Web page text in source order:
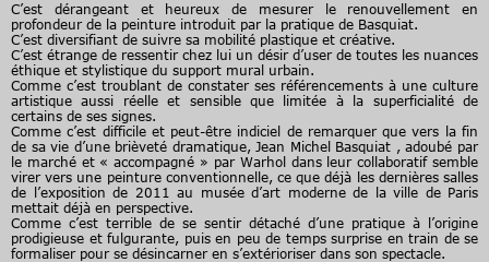
C’est dérangeant et heureux de mesurer le renouvellement en
profondeur de la peinture introduit par la pratique de Basquiat.
C’est diversifiant de suivre sa mobilité plastique et créative.
C’est étrange de ressentir chez lui un désir d’user de toutes les nuances
éthique et stylistique du support mural urbain.
Comme c’est troublant de constater ses référencements à une culture
artistique aussi réelle et sensible que limitée à la superficialité de
certains de ses signes.
Comme c’est difficile et peut-être indiciel de remarquer que vers la fin
de sa vie d’une brièveté dramatique, Jean Michel Basquiat , adoubé par
le marché et « accompagné » par Warhol dans leur collaboratif semble
virer vers une peinture conventionnelle, ce que déjà les dernières salles
de l’exposition de 2011 au musée d’art moderne de la ville de Paris
mettait déjà en perspective.
Comme c’est terrible de se sentir détaché d’une pratique à l’origine
prodigieuse et fulgurante, puis en peu de temps surprise en train de se
formaliser pour se désincarner en s’extérioriser dans son spectacle.